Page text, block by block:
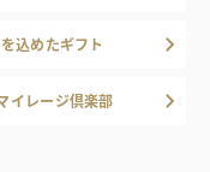
込めたギフト
イレージ倶楽部